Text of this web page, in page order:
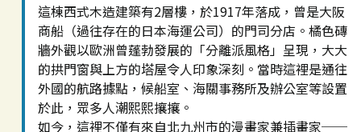
這棟西式木造建築有2層樓，於1917年落成，曾是大阪
商船（過往存在的日本海運公司）的門司分店。橘色磚
牆外觀以歐洲曾蓬勃發展的「分離派風格」呈現，大大
的拱門窗與上方的塔屋令人印象深刻。當時這裡是通往
外國的航路據點，候船室、海關事務所及辦公室等設置
於此，眾多人潮熙熙攘攘。
如今，這裡不僅有來自北九州市的漫畫家兼插畫家──